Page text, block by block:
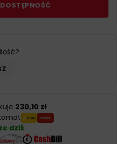
230,10 zł
dziś